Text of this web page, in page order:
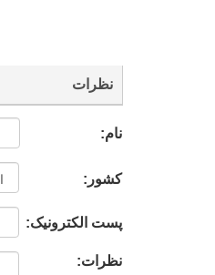
نظرات
نام:
کشور:
پست الکترونیک:
نظرات: